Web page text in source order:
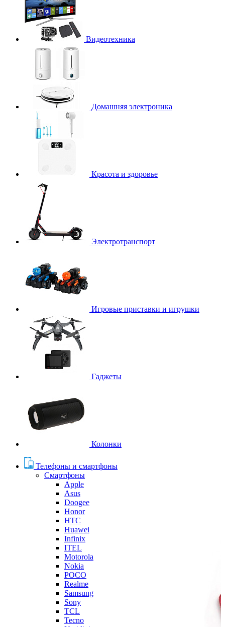
Видеотехника
Домашняя электроника
Красота и здоровье
Электротранспорт
Игровые приставки и игрушки
Гаджеты
Колонки
Телефоны и смартфоны
Смартфоны
Apple
Asus
Doogee
Honor
HTC
Huawei
Infinix
ITEL
Motorola
Nokia
POCO
Realme
Samsung
Sony
TCL
Tecno